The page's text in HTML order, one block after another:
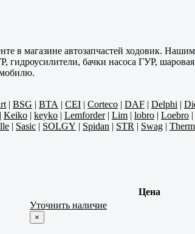
в магазине автозапчастей ходовик.
бачки насоса ГУР,
| BSG | BTA | CEI | Corteco | DAF | Delphi |
| Keiko | keyko | Lemforder| Lim | lobro | Loebro |
| Sasic | SOLGY | Spidan | STR | Swag |
Цена
Уточнить наличие
×